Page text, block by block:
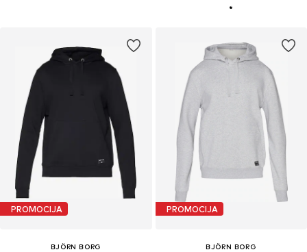
PROMOCIJA
BJÖRN BORG
PROMOCIJA
BJÖRN BORG